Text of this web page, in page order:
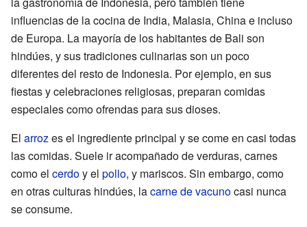
influencias de la cocina de India, Malasia, China e incluso
de Europa. La mayoría de los habitantes de Bali son
hindúes, y sus tradiciones culinarias son un poco
diferentes del resto de Indonesia. Por ejemplo, en sus
fiestas y celebraciones religiosas, preparan comidas
especiales como ofrendas para sus dioses.
El arrozes el ingrediente principal y se come en casi todas
las comidas. Suele ir acompañado de verduras, carnes
como el cerdoy el pollo, y mariscos. Sin embargo, como
en otras culturas hindúes, lacarne de vacunocasi nunca
se consume.